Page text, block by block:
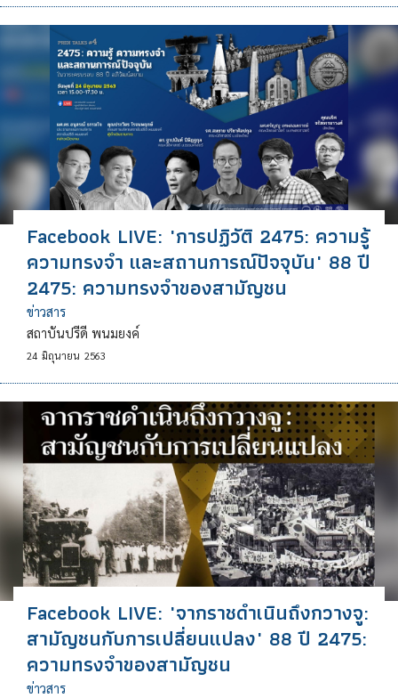
Facebook LIVE: "การปฏิวัติ 2475: ความรู้
ความทรงจำ และสถานการณ์ปัจจุบัน" 88 ปี
2475: ความทรงจำของสามัญชน
ข่าวสาร
สถาบันปรีดี พนมยงค์
24 มิถุนายน 2563
Facebook LIVE: "จากราชดำเนินถึงกวางจู:
สามัญชนกับการเปลี่ยนแปลง" 88 ปี 2475:
ความทรงจำของสามัญชน
ข่าวสาร